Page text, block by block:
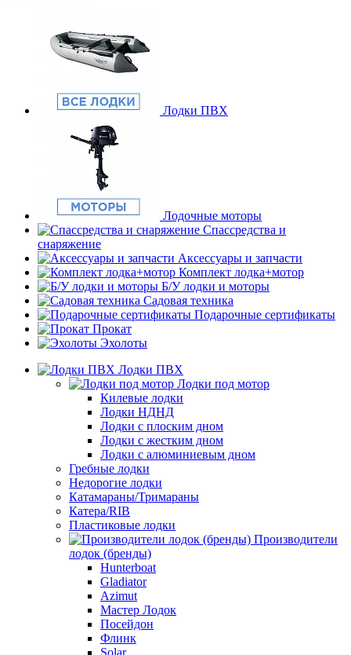
Лодки ПВХ
Лодочные моторы
Спассредства и
снаряжение
Аксессуары и запчасти
Комплект лодка+мотор
Б/У лодки и моторы
Садовая техника
Подарочные сертификаты
Прокат
Эхолоты
Лодки ПВХ
Лодки под мотор
Килевые лодки
Лодки НДНД
Лодки с плоским дном
Лодки с жестким дном
Лодки с алюминиевым дном
Гребные лодки
Недорогие лодки
Катамараны/Тримараны
Катера/RIB
Пластиковые лодки
Производители
лодок (бренды)
Hunterboat
Gladiator
Azimut
Мастер Лодок
Посейдон
Флинк
Solar